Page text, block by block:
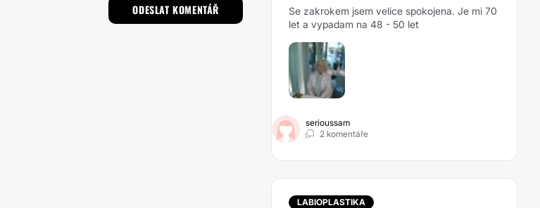
Se zakrokem jsem velice spokojena. Je mi 70
let a vypadam na 48 - 50 let
serioussam
2 komentáře
LABIOPLASTIKA